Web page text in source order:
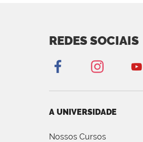
REDES SOCIAIS
A UNIVERSIDADE
Nossos Cursos